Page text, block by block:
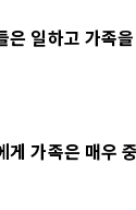
은 일하고 가족
게 가족은 매우